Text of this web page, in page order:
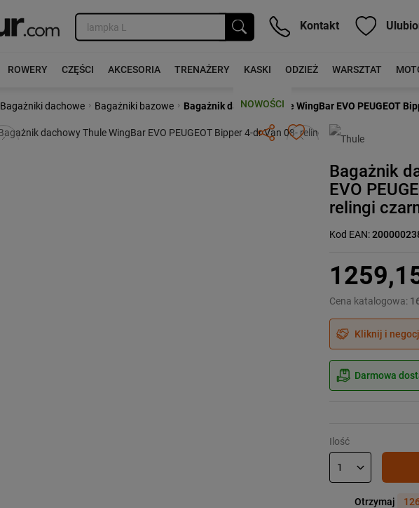
Kontakt
ROWERY CZĘŚCI AKCESORIA TRENAŻERY KASKI ODZIEŻ WARSZTAT
NOWOŚCI
Bagażniki dachowe › Bagażniki bazowe › Bagażnik dachowy Thule WingBar EVO PEUGEOT
Poprzedni Następny
Bagażnik
EVO
relingi
Kod EAN:
Cena katalogowa:
Kliknij i
Darmowa
Ilość
Otrzymaj